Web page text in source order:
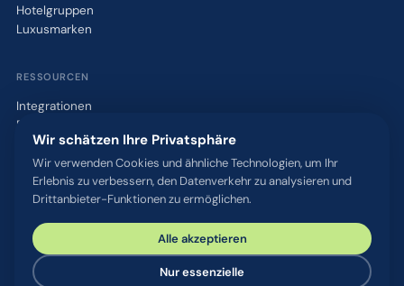
Hotelgruppen
Luxusmarken
RESSOURCEN
Integrationen
Blog
Glossar
WhatsApp QR-Tool
Kontakt
© 2026 chatlyn GmbH. Alle Rechte vorbehalten.
Impressum
Sicherheit & Compliance
Cookie-Einstellungen
Wir schätzen Ihre Privatsphäre
Wir verwenden Cookies und ähnliche Technologien, um Ihr
Erlebnis zu verbessern, den Datenverkehr zu analysieren und
Drittanbieter-Funktionen zu ermöglichen.
Alle akzeptieren
Nur essenzielle